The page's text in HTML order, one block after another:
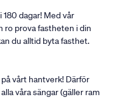
180 dagar! Med vår
ro prova fastheten i din
du alltid byta fasthet.
vårt hantverk! Därför
våra sängar (gäller ram